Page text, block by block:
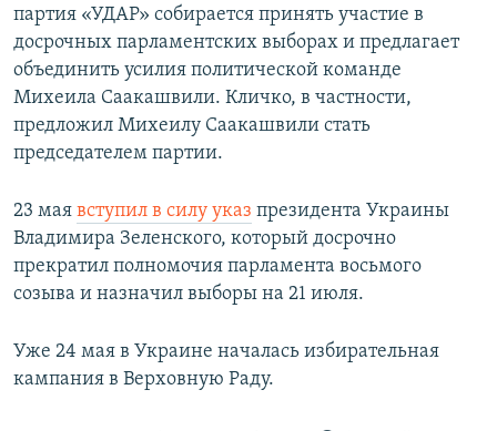
партия «УДАР» собирается принять участие в
досрочных парламентских выборах и предлагает
объединить усилия политической команде
Михеила Саакашвили. Кличко, в частности,
предложил Михеилу Саакашвили стать
председателем партии.
23 мая вступил в силу указ президента Украины
Владимира Зеленского, который досрочно
прекратил полномочия парламента восьмого
созыва и назначил выборы на 21 июля.
Уже 24 мая в Украине началась избирательная
кампания в Верховную Раду.